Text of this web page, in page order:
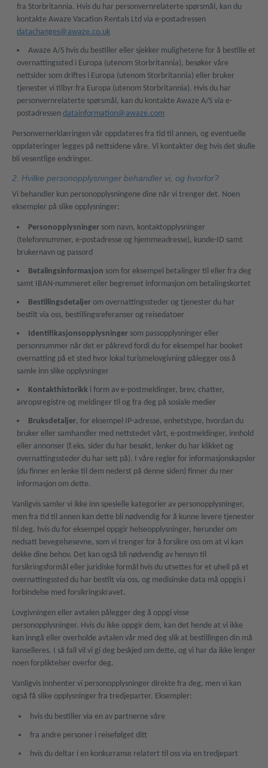
fra Storbritannia. Hvis du har personvernrelaterte spørsmål, kan du
kontakte Awaze Vacation Rentals Ltd via e-postadressen
datachanges@awaze.co.uk
Awaze A/S hvis du bestiller eller sjekker mulighetene for å bestille et
overnattingssted i Europa (utenom Storbritannia), besøker våre
nettsider som driftes i Europa (utenom Storbritannia) eller bruker
tjenester vi tilbyr fra Europa (utenom Storbritannia). Hvis du har
personvernrelaterte spørsmål, kan du kontakte Awaze A/S via e-
postadressen datainformation@awaze.com
Personvernerklæringen vår oppdateres fra tid til annen, og eventuelle
oppdateringer legges på nettsidene våre. Vi kontakter deg hvis det skulle
bli vesentlige endringer.
2. Hvilke personopplysninger behandler vi, og hvorfor?
Vi behandler kun personopplysningene dine når vi trenger det. Noen
eksempler på slike opplysninger:
Personopplysninger som navn, kontaktopplysninger
(telefonnummer, e-postadresse og hjemmeadresse), kunde-ID samt
brukernavn og passord
Betalingsinformasjon som for eksempel betalinger til eller fra deg
samt IBAN-nummeret eller begrenset informasjon om betalingskortet
Bestillingsdetaljer om overnattingssteder og tjenester du har
bestilt via oss, bestillingsreferanser og reisedatoer
Identifikasjonsopplysninger som passopplysninger eller
personnummer når det er påkrevd fordi du for eksempel har booket
overnatting på et sted hvor lokal turismelovgivning pålegger oss å
samle inn slike opplysninger
Kontakthistorikk i form av e-postmeldinger, brev, chatter,
anropsregistre og meldinger til og fra deg på sosiale medier
Bruksdetaljer, for eksempel IP-adresse, enhetstype, hvordan du
bruker eller samhandler med nettstedet vårt, e-postmeldinger, innhold
eller annonser (f.eks. sider du har besøkt, lenker du har klikket og
overnattingssteder du har sett på). I våre regler for informasjonskapsler
(du finner en lenke til dem nederst på denne siden) finner du mer
informasjon om dette.
Vanligvis samler vi ikke inn spesielle kategorier av personopplysninger,
men fra tid til annen kan dette bli nødvendig for å kunne levere tjenester
til deg, hvis du for eksempel oppgir helseopplysninger, herunder om
nedsatt bevegelsesevne, som vi trenger for å forsikre oss om at vi kan
dekke dine behov. Det kan også bli nødvendig av hensyn til
forsikringsformål eller juridiske formål hvis du utsettes for et uhell på et
overnattingssted du har bestilt via oss, og medisinske data må oppgis i
forbindelse med forsikringskravet.
Lovgivningen eller avtalen pålegger deg å oppgi visse
personopplysninger. Hvis du ikke oppgir dem, kan det hende at vi ikke
kan inngå eller overholde avtalen vår med deg slik at bestillingen din må
kanselleres. I så fall vil vi gi deg beskjed om dette, og vi har da ikke lenger
noen forpliktelser overfor deg.
Vanligvis innhenter vi personopplysninger direkte fra deg, men vi kan
også få slike opplysninger fra tredjeparter. Eksempler:
hvis du bestiller via en av partnerne våre
fra andre personer i reisefølget ditt
hvis du deltar i en konkurranse relatert til oss via en tredjepart